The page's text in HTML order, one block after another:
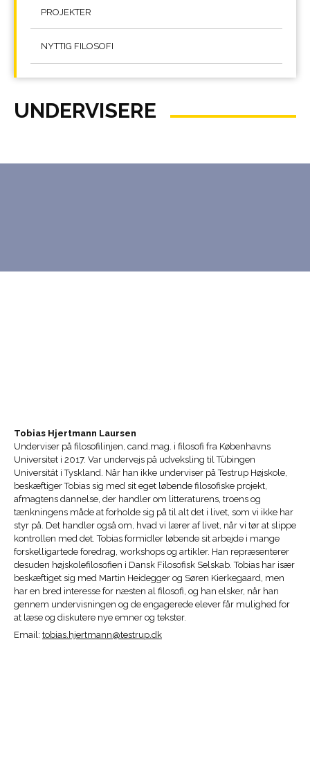
PROJEKTER
NYTTIG FILOSOFI
UNDERVISERE
Tobias Hjertmann Laursen
Underviser på filosofilinjen, cand.mag. i filosofi fra Københavns
Universitet i 2017. Var undervejs på udveksling til Tübingen
Universität i Tyskland. Når han ikke underviser på Testrup Højskole,
beskæftiger Tobias sig med sit eget løbende filosofiske projekt,
afmagtens dannelse, der handler om litteraturens, troens og
tænkningens måde at forholde sig på til alt det i livet, som vi ikke har
styr på. Det handler også om, hvad vi lærer af livet, når vi tør at slippe
kontrollen med det. Tobias formidler løbende sit arbejde i mange
forskelligartede foredrag, workshops og artikler. Han repræsenterer
desuden højskolefilosofien i Dansk Filosofisk Selskab. Tobias har især
beskæftiget sig med Martin Heidegger og Søren Kierkegaard, men
har en bred interesse for næsten al filosofi, og han elsker, når han
gennem undervisningen og de engagerede elever får mulighed for
at læse og diskutere nye emner og tekster.
Email: tobias.hjertmann@testrup.dk